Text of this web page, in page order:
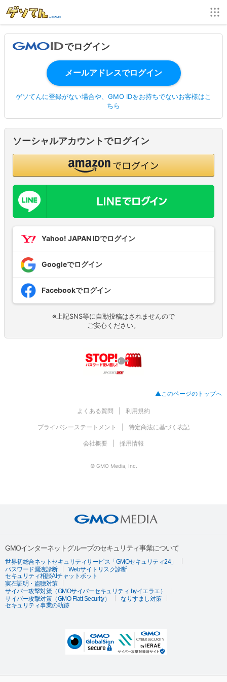
でログイン
ゲソてんに登録がない場合や、GMO IDをお持ちでないお客様はこ
ちら
ソーシャルアカウントでログイン
Yahoo! JAPAN IDでログイン
Googleでログイン
Facebookでログイン
※上記SNS等に自動投稿はされませんので
ご安心ください。
▲このページのトップへ
よくある質問 利用規約
プライバシーステートメント 特定商法に基づく表記
会社概要 採用情報
© GMO Media, Inc.
GMOインターネットグループのセキュリティ事業について
世界初総合ネットセキュリティサービス「GMOセキュリティ24」
パスワード漏洩診断
Webサイトリスク診断
セキュリティ相談AIチャットボット
実在証明・盗聴対策
サイバー攻撃対策（GMOサイバーセキュリティ byイエラエ）
サイバー攻撃対策（GMO Flatt Security）
なりすまし対策
セキュリティ事業の軌跡